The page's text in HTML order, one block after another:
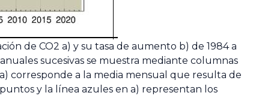
de CO2 a) y su tasa de aumento b) de 1984 a
sucesivas se muestra mediante columnas
corresponde a la media mensual que resulta de
y la línea azules en a) representan los